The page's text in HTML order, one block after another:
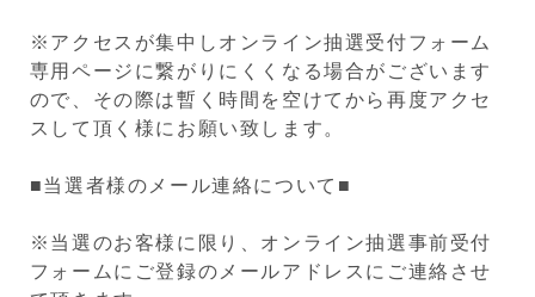
※アクセスが集中しオンライン抽選受付フォーム
専用ページに繋がりにくくなる場合がございます
ので、その際は暫く時間を空けてから再度アクセ
スして頂く様にお願い致します。
■当選者様のメール連絡について■
※当選のお客様に限り、オンライン抽選事前受付
フォームにご登録のメールアドレスにご連絡させ